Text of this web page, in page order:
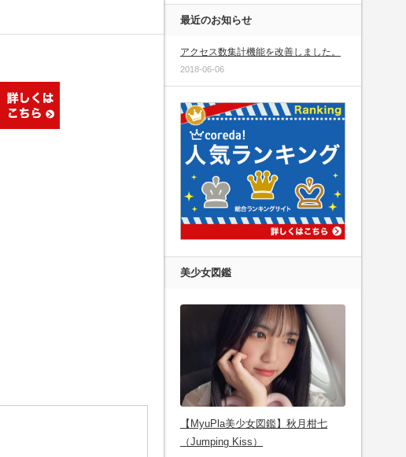
最近のお知らせ
アクセス数集計機能を改善しました。
2018-06-06
美少女図鑑
【MyuPla美少女図鑑】秋月柑七
（Jumping Kiss）